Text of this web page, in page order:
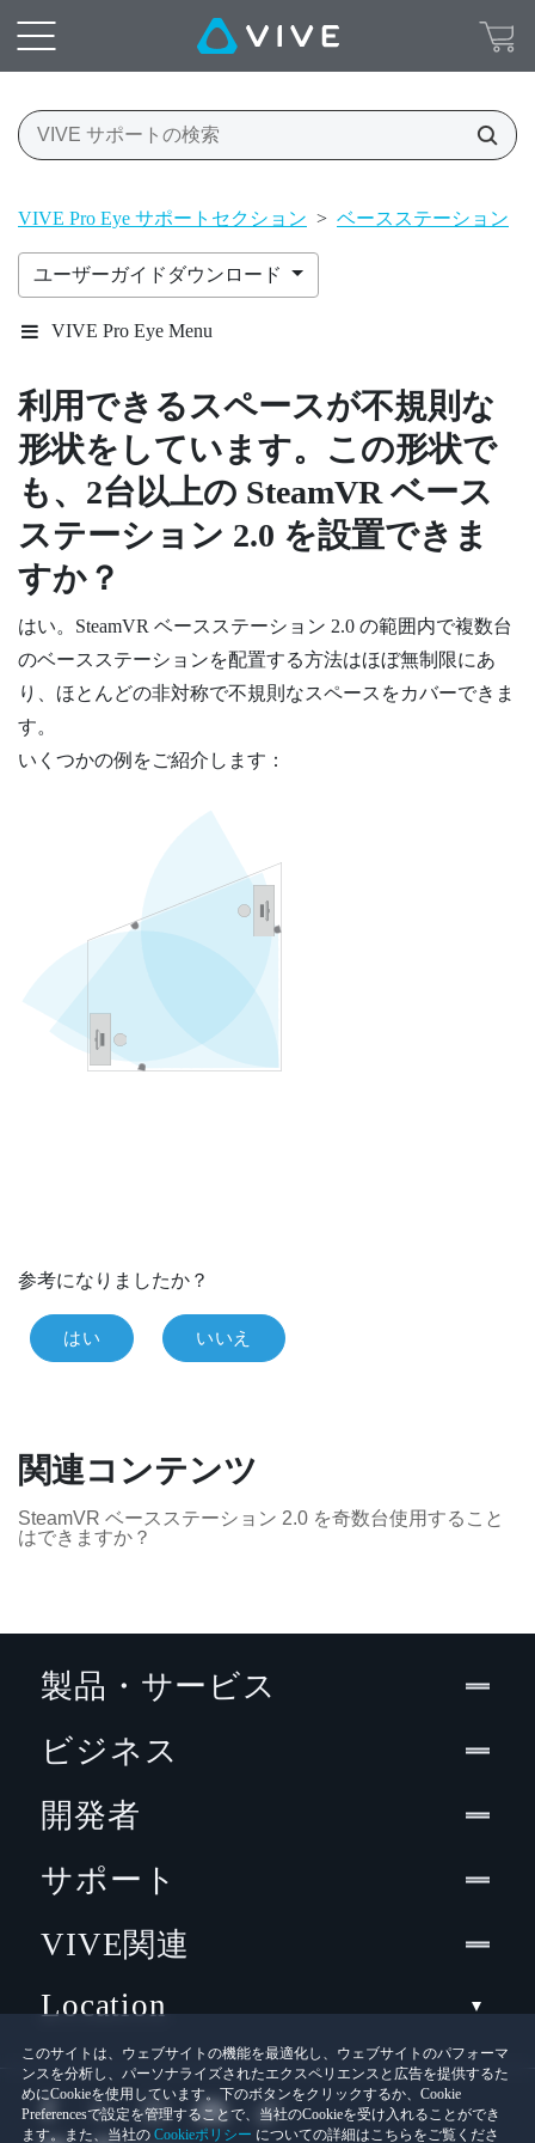
VIVE Pro Eye サポートセクション > ベースステーション
ユーザーガイドダウンロード
VIVE Pro Eye Menu
利用できるスペースが不規則な
形状をしています。この形状で
も、2台以上の SteamVR ベース
ステーション 2.0 を設置できま
すか？
はい。 SteamVR ベースステーション 2.0 の範囲内で複数台
のベースステーションを配置する方法はほぼ無制限にあ
り、ほとんどの非対称で不規則なスペースをカバーできま
す。
いくつかの例をご紹介します：
参考になりましたか？
はい いいえ
関連コンテンツ
SteamVR ベースステーション 2.0 を奇数台使用すること
はできますか？
このサイトは、ウェブサイトの機能を最適化し、ウェブサイトのパフォーマ
ンスを分析し、パーソナライズされたエクスペリエンスと広告を提供するた
めにCookieを使用しています。下のボタンをクリックするか、Cookie
Preferencesで設定を管理することで、当社のCookieを受け入れることができ
ます。また、当社の Cookieポリシー についての詳細はこちらをご覧くださ
製品・サービス
ビジネス
開発者
サポート
VIVE関連
Location